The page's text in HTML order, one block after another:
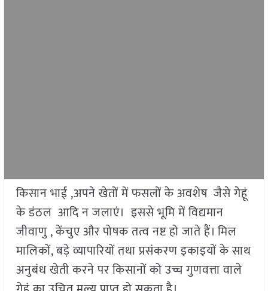
किसान भाई ,अपने खेतों में फसलों के अवशेष जैसे गेहूं
के डंठल आदि न जलाएं। इससे भूमि में विद्यमान
जीवाणु , केंचुए और पोषक तत्व नष्ट हो जाते हैं। मिल
मालिकों, बड़े व्यापारियों तथा प्रसंकरण इकाइयों के साथ
अनुबंध खेती करने पर किसानों को उच्च गुणवत्ता वाले